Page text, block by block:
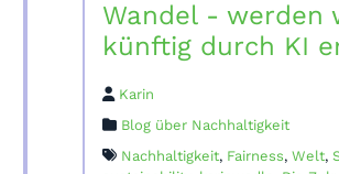
Wandel - werden
künftig durch KI
Karin
Blog über Nachhaltigkeit
Nachhaltigkeit, Fairness, Welt,